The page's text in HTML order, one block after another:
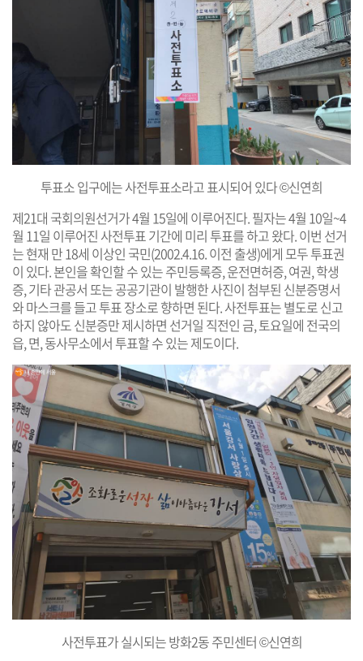
투표소 입구에는 사전투표소라고 표시되어 있다 ©신연희
제21대 국회의원선거가 4월 15일에 이루어진다. 필자는 4월 10일~4
월 11일 이루어진 사전투표 기간에 미리 투표를 하고 왔다. 이번 선거
는 현재 만 18세 이상인 국민(2002.4.16. 이전 출생)에게 모두 투표권
이 있다. 본인을 확인할 수 있는 주민등록증, 운전면허증, 여권, 학생
증, 기타 관공서 또는 공공기관이 발행한 사진이 첨부된 신분증명서
와 마스크를 들고 투표 장소로 향하면 된다. 사전투표는 별도로 신고
하지 않아도 신분증만 제시하면 선거일 직전인 금, 토요일에 전국의
읍, 면, 동사무소에서 투표할 수 있는 제도이다.
사전투표가 실시되는 방화2동 주민센터 ©신연희